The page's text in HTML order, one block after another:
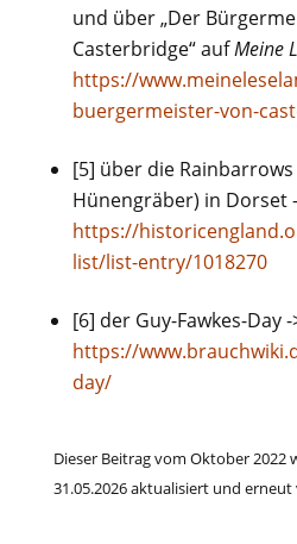
und über „Der
Casterbridge“ aufMeine
https://
buergermeister-von-
[5] über die Rainbarrows
Hünengräber) in Dorset
https://
list/list-entry/1018270
[6] der Guy-Fawkes-Day -
https://
day/
Dieser Beitrag vom Oktober 2022
31.05.2026 aktualisiert und